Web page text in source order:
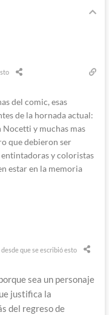
del comic, esas
de la hornada actual:
Nocetti y muchas mas
que debieron ser
y coloristas
estar en la memoria
desde que se escribió esto
sea un personaje
justifica la
del regreso de